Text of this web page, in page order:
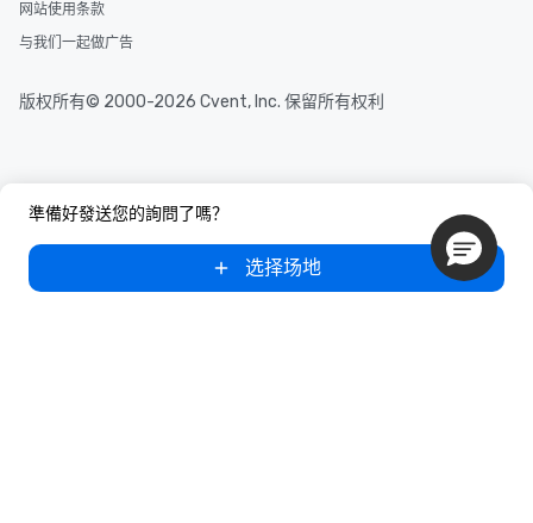
準備好發送您的詢問了嗎？
选择场地
网站使用条款
与我们一起做广告
版权所有© 2000-2026 Cvent, Inc. 保留所有权利